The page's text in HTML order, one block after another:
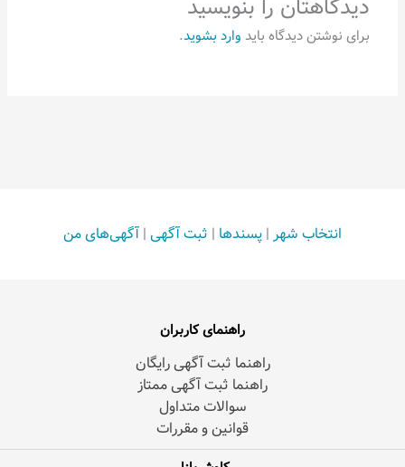
دیدگاهتان را بنویسید
برای نوشتن دیدگاه باید وارد بشوید.
انتخاب شهر | پسندها | ثبت آگهی | آگهی‌های من
راهنمای کاربران
راهنما ثبت آگهی رایگان
راهنما ثبت آگهی ممتاز
سوالات متداول
قوانین و مقررات